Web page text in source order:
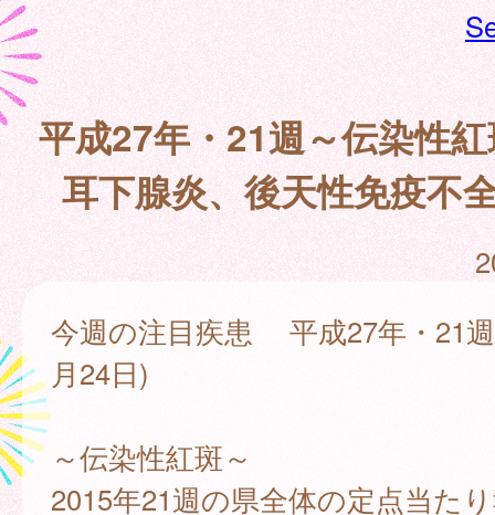
平成27年・21週～伝染性
耳下腺炎、後天性免疫不
今週の注目疾患 平成27年・21
月24日)
～伝染性紅斑～
2015年21週の県全体の定点当た